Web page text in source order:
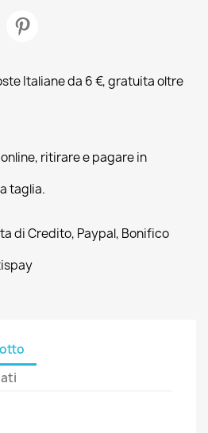
Italiane da 6 €, gratuita oltre
ritirare e pagare in
taglia.
di Credito, Paypal, Bonifico